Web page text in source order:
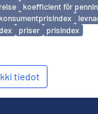
koefficient för
konsumentprisindex
priser prisindex
tiedot